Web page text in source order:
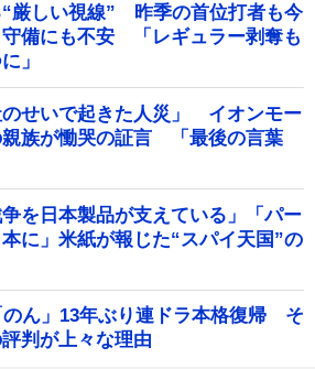
厳しい視線” 昨季の首位打者も今
備にも不安 「レギュラー剥奪も
」
のせいで起きた人災」 イオンモー
親族が慟哭の証言 「最後の言葉
争を日本製品が支えている」「パー
本に」米紙が報じた“スパイ天国”の
のん」13年ぶり連ドラ本格復帰 そ
判が上々な理由